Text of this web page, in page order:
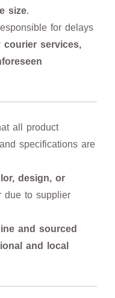
size.
for delays
courier services,
all product
specifications are
design, or
due to supplier
and sourced
and local